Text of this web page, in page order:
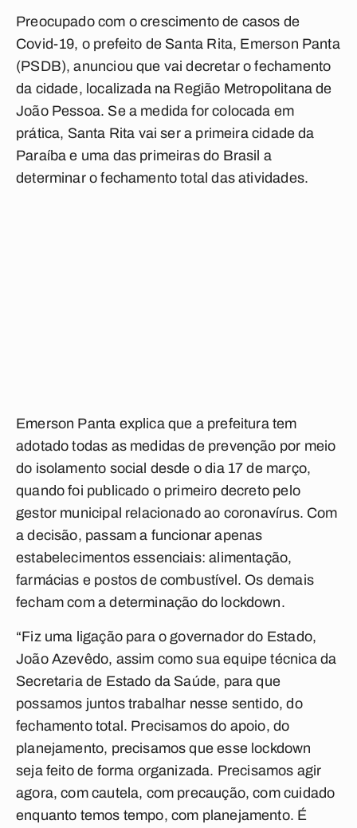
Preocupado com o crescimento de casos de
Covid-19, o prefeito de Santa Rita, Emerson Panta
(PSDB), anunciou que vai decretar o fechamento
da cidade, localizada na Região Metropolitana de
João Pessoa. Se a medida for colocada em
prática, Santa Rita vai ser a primeira cidade da
Paraíba e uma das primeiras do Brasil a
determinar o fechamento total das atividades.
Emerson Panta explica que a prefeitura tem
adotado todas as medidas de prevenção por meio
do isolamento social desde o dia 17 de março,
quando foi publicado o primeiro decreto pelo
gestor municipal relacionado ao coronavírus. Com
a decisão, passam a funcionar apenas
estabelecimentos essenciais: alimentação,
farmácias e postos de combustível. Os demais
fecham com a determinação do lockdown.
“Fiz uma ligação para o governador do Estado,
João Azevêdo, assim como sua equipe técnica da
Secretaria de Estado da Saúde, para que
possamos juntos trabalhar nesse sentido, do
fechamento total. Precisamos do apoio, do
planejamento, precisamos que esse lockdown
seja feito de forma organizada. Precisamos agir
agora, com cautela, com precaução, com cuidado
enquanto temos tempo, com planejamento. É